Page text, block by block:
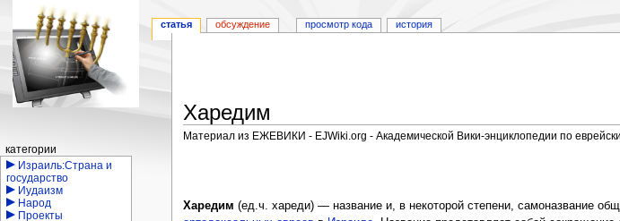
Харедим
Материал из ЕЖЕВИКИ - EJWiki.org - Академической Вики-энциклопедии по
навигации
поиску
Харедим (ед.ч. хареди) — название и, в некоторой степени, самоназвание
Навигация
статья обсуждение просмотр кода история
категории
Израиль:Страна и
государство
Иудаизм
Народ
Проекты